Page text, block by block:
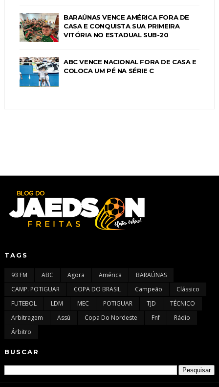
BARAÚNAS VENCE AMÉRICA FORA DE
CASA E CONQUISTA SUA PRIMEIRA
VITÓRIA NO ESTADUAL SUB-20
ABC VENCE NACIONAL FORA DE CASA E
COLOCA UM PÉ NA SÉRIE C
TAGS
93 FM ABC Agora América
BARAÚNAS
CAMP. POTIGUAR
COPA DO BRASIL Campeão
Clássico
FUTEBOL
LDM MEC POTIGUAR TJD
TÉCNICO
Arbitragem
Assú Copa Do Nordeste Fnf
Rádio
Árbitro
BUSCAR